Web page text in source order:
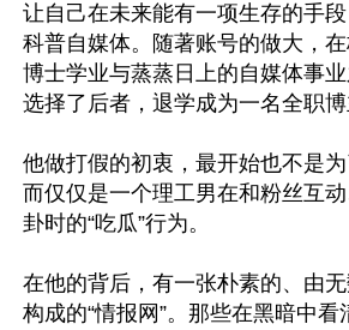
让自己在未来能有一项生存的手
科普自媒体。随著账号的做大，
博士学业与蒸蒸日上的自媒体事
选择了后者，退学成为一名全职博
他做打假的初衷，最开始也不是为
而仅仅是一个理工男在和粉丝互
卦时的“吃瓜”行为。
在他的背后，有一张朴素的、由
构成的“情报网”。那些在黑暗中看